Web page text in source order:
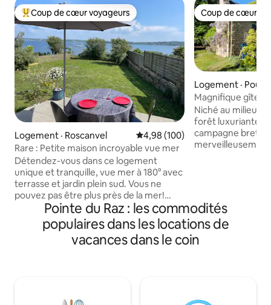
Coup de cœur voyageurs parmi les plus aimés
Coup de cœur voyageurs
Logement · Roscanvel Note moyenne de 4,98 sur 5,
4,98 (100)
Rare : Petite maison incroyable vue mer
Détendez-vous dans ce logement
unique et tranquille, vue mer à 180° avec
terrasse et jardin plein sud. Vous ne
pouvez pas être plus près de la mer!
Activités nautiques extraordinaires à vos
pieds (planche à voile, wingfoil, voile…..),
pêche à la canne, pêche à pied,
randonnées pédestres fantastiques
accueillir jusqu'à deux adultes et un
Coup de cœur
Coup de cœur
Logement ·
Magnifique gîte à
du Douarnenez
Niché au milieu
forêt luxuriante,
campagne
merveilleusement
d'un étang
voir de petites
ruisseau naturel
et une petite
d'un côté du gîte. Fibre optique
Pointe du Raz : les commodités
populaires dans les locations de
vacances dans le coin